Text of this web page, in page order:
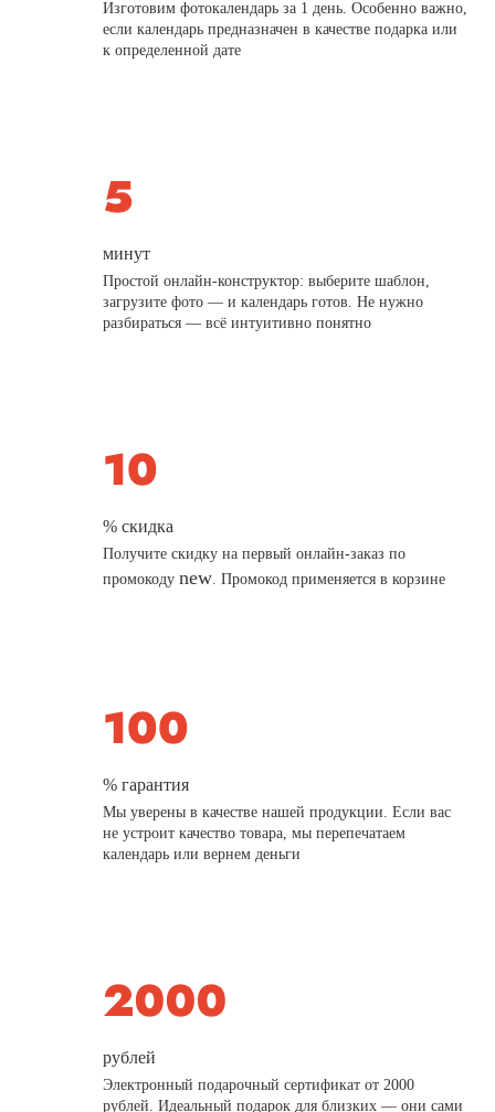
Изготовим фотокалендарь за 1 день. Особенно важно,
если календарь предназначен в качестве подарка или
к определенной дате
минут
Простой онлайн-конструктор: выберите шаблон,
загрузите фото — и календарь готов. Не нужно
разбираться — всё интуитивно понятно
% скидка
Получите скидку на первый онлайн-заказ по
промокодуnew. Промокод применяется в корзине
% гарантия
Мы уверены в качестве нашей продукции. Если вас
не устроит качество товара, мы перепечатаем
календарь или вернем деньги
рублей
Электронный подарочный сертификат от 2000
рублей. Идеальный подарок для близких — они сами